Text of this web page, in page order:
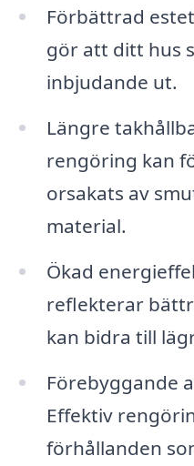
Förbättrad
gör att ditt hus
inbjudande ut.
Längre
rengöring kan
orsakats av
material.
Ökad
reflekterar
kan bidra till
Förebyggande
Effektiv
förhållanden